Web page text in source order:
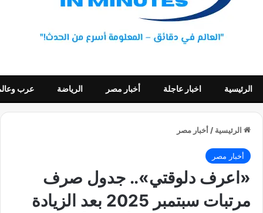
الرئيسية اخبار عاجلة أخبار مصر الرياضة عرب
الرئيسية / أخبار مصر
أخبار مصر
«اعرف دلوقتي».. جدول صرف
مرتبات سبتمبر 2025 بعد الزيادة